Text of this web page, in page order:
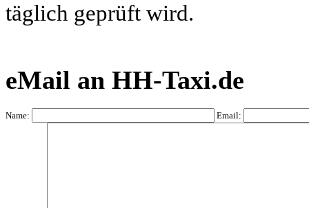
täglich geprüft wird.
eMail an HH-Taxi.de
Name: Email: